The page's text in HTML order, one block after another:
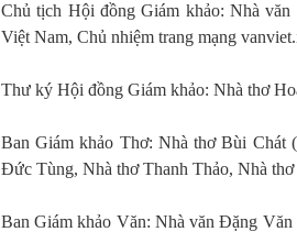
Chủ tịch Hội đồng Giám khảo: Nhà
Việt Nam, Chủ nhiệm trang mạng
Thư ký Hội đồng Giám khảo: Nhà thơ
Ban Giám khảo Thơ: Nhà thơ Bùi Chát
Đức Tùng, Nhà thơ Thanh Thảo, Nhà
Ban Giám khảo Văn: Nhà văn Đặng